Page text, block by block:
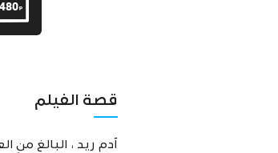
قصة الفيلم